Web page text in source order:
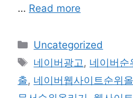
… Read more
Categories
Uncategorized
Tags
네이버광고, 네이버순
출, 네이버웹사이트순위